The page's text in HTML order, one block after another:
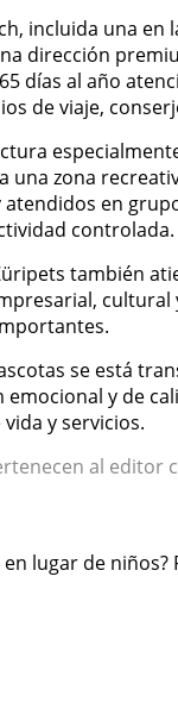
incluida una
dirección
días al año
de viaje,
una zona
en
controlada.
también
cultural
se está
y de
y servicios.
al editor
lugar de